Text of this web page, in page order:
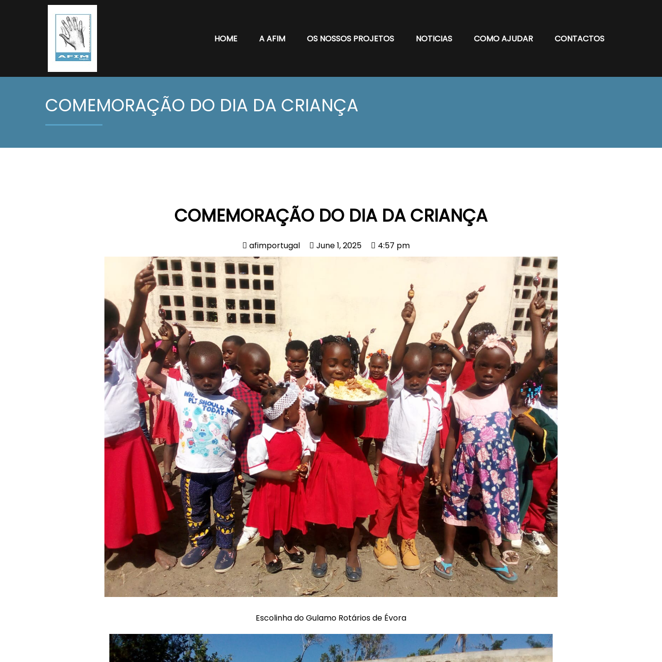
HOME A AFIM OS NOSSOS PROJETOS NOTICIAS COMO AJUDAR CONTACTOS
COMEMORAÇÃO DO DIA DA CRIANÇA
COMEMORAÇÃO DO DIA DA CRIANÇA
afimportugal June 1, 2025 4:57 pm
Escolinha do Gulamo Rotários de Évora